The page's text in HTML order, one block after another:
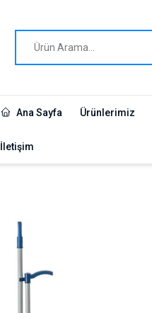
Ana Sayfa Ürünlerimiz
İletişim